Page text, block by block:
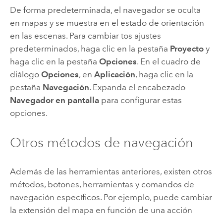
De forma predeterminada, el navegador se oculta
en mapas y se muestra en el estado de orientación
en las escenas. Para cambiar tos ajustes
predeterminados, haga clic en la pestaña Proyectoy
haga clic en la pestaña Opciones. En el cuadro de
diálogo Opciones, en Aplicación, haga clic en la
pestaña Navegación. Expanda el encabezado
Navegador en pantallapara configurar estas
opciones.
Otros métodos de navegación
Además de las herramientas anteriores, existen otros
métodos, botones, herramientas y comandos de
navegación específicos. Por ejemplo, puede cambiar
la extensión del mapa en función de una acción